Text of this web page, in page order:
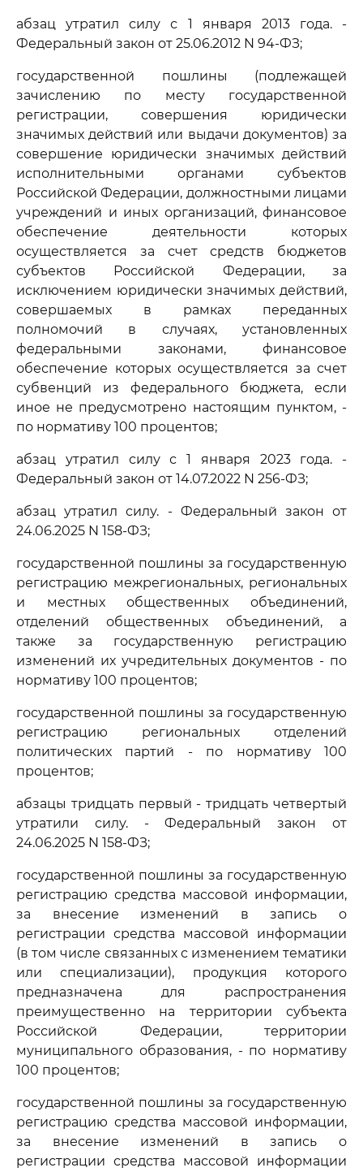
абзац утратил силу с 1 января 2013 года. -
Федеральный закон от 25.06.2012 N 94-ФЗ;
государственной пошлины (подлежащей
зачислению по месту государственной
регистрации, совершения юридически
значимых действий или выдачи документов) за
совершение юридически значимых действий
исполнительными органами субъектов
Российской Федерации, должностными лицами
учреждений и иных организаций, финансовое
обеспечение деятельности которых
осуществляется за счет средств бюджетов
субъектов Российской Федерации, за
исключением юридически значимых действий,
совершаемых в рамках переданных
полномочий в случаях, установленных
федеральными законами, финансовое
обеспечение которых осуществляется за счет
субвенций из федерального бюджета, если
иное не предусмотрено настоящим пунктом, -
по нормативу 100 процентов;
абзац утратил силу с 1 января 2023 года. -
Федеральный закон от 14.07.2022 N 256-ФЗ;
абзац утратил силу. - Федеральный закон от
24.06.2025 N 158-ФЗ;
государственной пошлины за государственную
регистрацию межрегиональных, региональных
и местных общественных объединений,
отделений общественных объединений, а
также за государственную регистрацию
изменений их учредительных документов - по
нормативу 100 процентов;
государственной пошлины за государственную
регистрацию региональных отделений
политических партий - по нормативу 100
процентов;
абзацы тридцать первый - тридцать четвертый
утратили силу. - Федеральный закон от
24.06.2025 N 158-ФЗ;
государственной пошлины за государственную
регистрацию средства массовой информации,
за внесение изменений в запись о
регистрации средства массовой информации
(в том числе связанных с изменением тематики
или специализации), продукция которого
предназначена для распространения
преимущественно на территории субъекта
Российской Федерации, территории
муниципального образования, - по нормативу
100 процентов;
государственной пошлины за государственную
регистрацию средства массовой информации,
за внесение изменений в запись о
регистрации средства массовой информации